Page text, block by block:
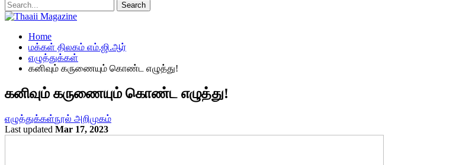
Home
மக்கள் திலகம் எம்.ஜி.ஆர்
எழுத்துக்கள்
கனிவும் கருணையும் கொண்ட எழுத்து!
கனிவும் கருணையும் கொண்ட எழுத்து!
எழுத்துக்கள்நூல் அறிமுகம்
Last updated Mar 17, 2023